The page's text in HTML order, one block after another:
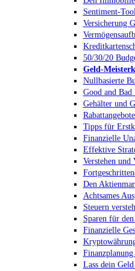
Sentiment-
Versicherung
50/30/20
Geld-
Nullbasierte
Good and
Gehälter und
Tipps für
Finanzielle
Effektive
Verstehen und
Den
Achtsames
Steuern
Sparen für den
Finanzielle
Lass dein